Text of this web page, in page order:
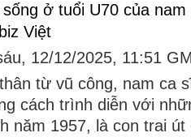
sống ở tuổi U70 của
Việt
12/12/2025, 11:51
từ vũ công, nam ca
cách trình diễn với
năm 1957, là con trai